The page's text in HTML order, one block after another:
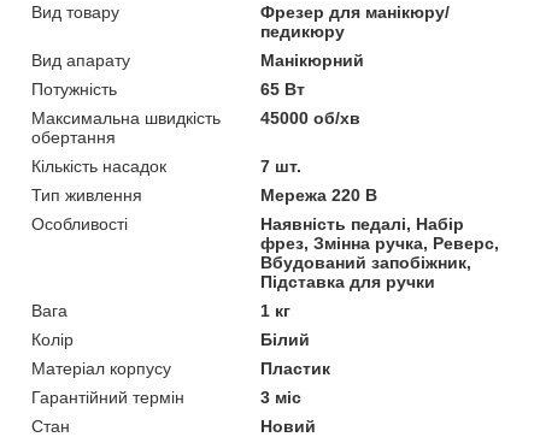
Вид товару
Фрезер для манікюру/
педикюру
Вид апарату
Манікюрний
Потужність
65 Вт
Максимальна швидкість
обертання
45000 об/хв
Кількість насадок
7 шт.
Тип живлення
Мережа 220 В
Особливості
Наявність педалі, Набір
фрез, Змінна ручка, Реверс,
Вбудований запобіжник,
Підставка для ручки
Вага
1 кг
Колір
Білий
Матеріал корпусу
Пластик
Гарантійний термін
3 міс
Стан
Новий